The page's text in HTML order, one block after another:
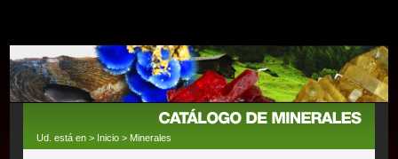
Ud. está en > Inicio > Minerales